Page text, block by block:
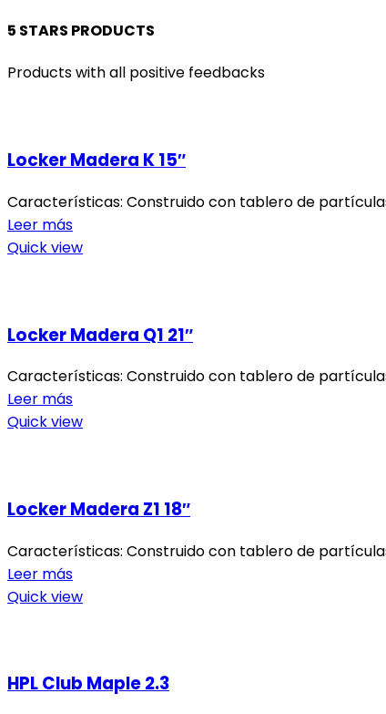
5 STARS PRODUCTS
Products with all positive feedbacks
Locker Madera K 15″
Características: Construido con tablero de
Leer más
Quick view
Locker Madera Q1 21″
Características: Construido con tablero de
Leer más
Quick view
Locker Madera Z1 18″
Características: Construido con tablero de
Leer más
Quick view
HPL Club Maple 2.3